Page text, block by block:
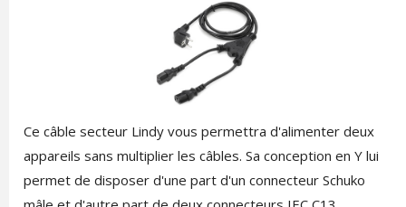
Ce câble secteur Lindy vous permettra d'alimenter deux
appareils sans multiplier les câbles. Sa conception en Y lui
permet de disposer d'une part d'un connecteur Schuko